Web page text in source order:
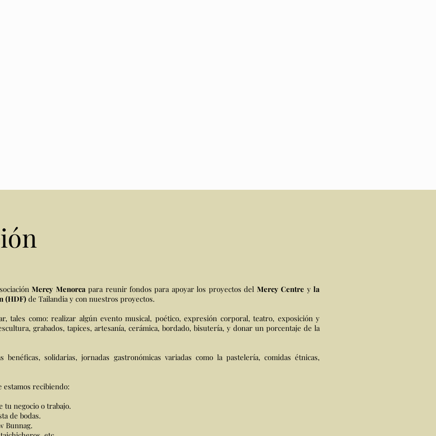
Mercy Menorcapara reunir fondos para apoyar los proyectos del Mercy Centre yla
(HDF)de Tailandia y con nuestros proyectos.
tales como: realizar algún evento musical, poético, expresión corporal, teatro, exposición y
grabados, tapices, artesanía, cerámica, bordado, bisutería, y donar un porcentaje de la
benéficas, solidarias, jornadas gastronómicas variadas como la pastelería, comidas étnicas,
estamos recibiendo:
tu negocio o trabajo.
de bodas.
Bunnag.